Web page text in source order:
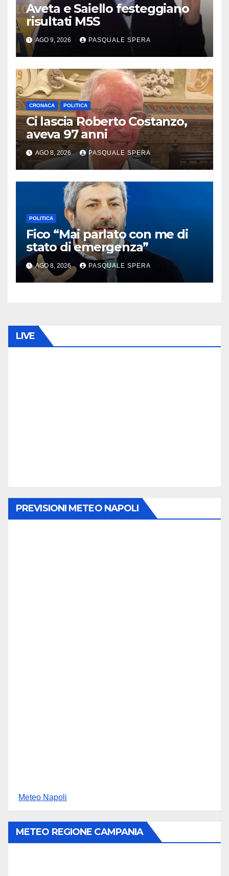
Aveta e Saiello festeggiano
risultati M5S
AGO 9, 2026 PASQUALE SPERA
CRONACA POLITICA
Ci lascia Roberto Costanzo,
aveva 97 anni
AGO 8, 2026 PASQUALE SPERA
POLITICA
Fico “Mai parlato con me di
stato di emergenza”
AGO 8, 2026 PASQUALE SPERA
LIVE
PREVISIONI METEO NAPOLI
Meteo Napoli
METEO REGIONE CAMPANIA